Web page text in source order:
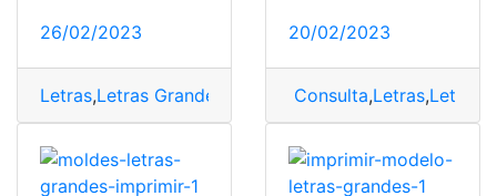
26/02/2023
Letras,Letras Grandes para Imprimir y Recortar,
20/02/2023
Consulta,Letras,Letras